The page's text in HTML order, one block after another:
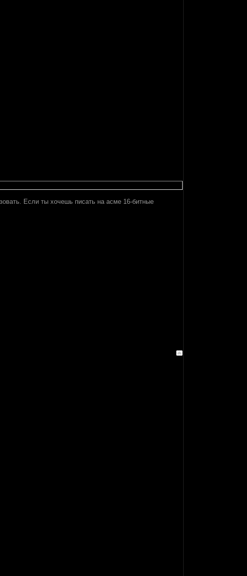
Если ты хочешь писать на асме 16-битные